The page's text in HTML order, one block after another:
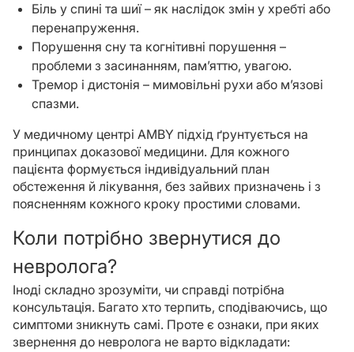
Біль у спині та шиї – як наслідок змін у хребті або
перенапруження.
Порушення сну та когнітивні порушення –
проблеми з засинанням, пам’яттю, увагою.
Тремор і дистонія – мимовільні рухи або м’язові
спазми.
У медичному центрі AMBY підхід ґрунтується на
принципах доказової медицини. Для кожного
пацієнта формується індивідуальний план
обстеження й лікування, без зайвих призначень і з
поясненням кожного кроку простими словами.
Коли потрібно звернутися до
невролога?
Іноді складно зрозуміти, чи справді потрібна
консультація. Багато хто терпить, сподіваючись, що
симптоми зникнуть самі. Проте є ознаки, при яких
звернення до невролога не варто відкладати: